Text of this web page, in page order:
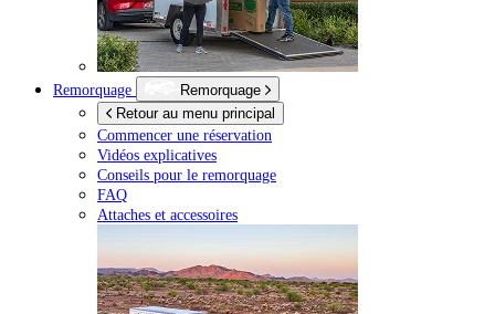
Remorquage
Remorquage
Retour au menu principal
Commencer une réservation
Vidéos explicatives
Conseils pour le remorquage
FAQ
Attaches et accessoires